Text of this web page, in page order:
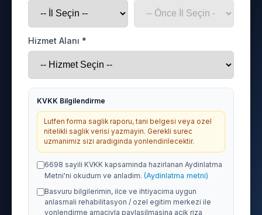
Hizmet Alanı *
KVKK Bilgilendirme
Lutfen forma saglik raporu, tani belgesi veya ozel
nitelikli saglik verisi yazmayin. Gerekli surec
uzmanimiz sizi aradiginda yonlendirilecektir.
6698 sayili KVKK kapsaminda hazirlanan Aydinlatma
Metni'ni okudum ve anladim. (Aydinlatma metni)
Basvuru bilgilerimin, ilce ve ihtiyacima uygun
anlasmali rehabilitasyon / ozel egitim merkezi ile
yonlendirme amaciyla paylasilmasina acik riza